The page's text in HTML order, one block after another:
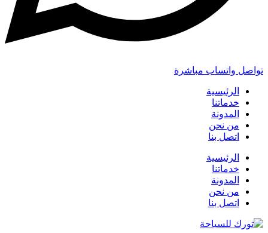
تواصل واتساب مباشرة
الرئيسية
خدماتنا
المدونة
من نحن
اتصل بنا
الرئيسية
خدماتنا
المدونة
من نحن
اتصل بنا